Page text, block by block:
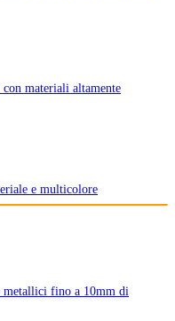
materiali altamente
e multicolore
metallici fino a 10mm di